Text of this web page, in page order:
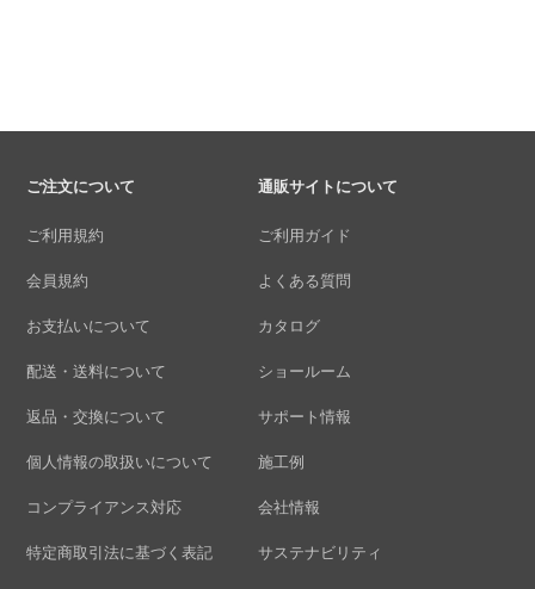
ご注文について
ご利用規約
会員規約
お支払いについて
配送・送料について
返品・交換について
個人情報の取扱いについて
コンプライアンス対応
特定商取引法に基づく表記
通販サイトについて
ご利用ガイド
よくある質問
カタログ
ショールーム
サポート情報
施工例
会社情報
サステナビリティ